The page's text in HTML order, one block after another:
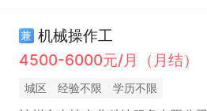
兼 机械操作工
4500-6000元/月（月结）
城区 经验不限 学历不限